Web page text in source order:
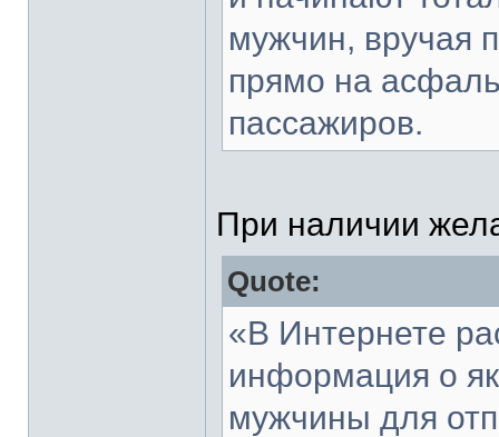
мужчин, вручая
прямо на
пассажиров.
При наличии
Quote:
«В Интернете
информация о
мужчины для